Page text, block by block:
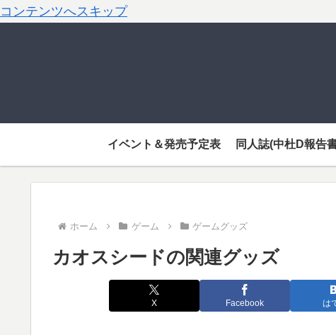
コンテンツへスキップ
イベント＆発売予定表 同人誌(中杜D報告
ホーム ゲーム ゲームグッズ
カオスシードの関連グッズ
X Facebook は